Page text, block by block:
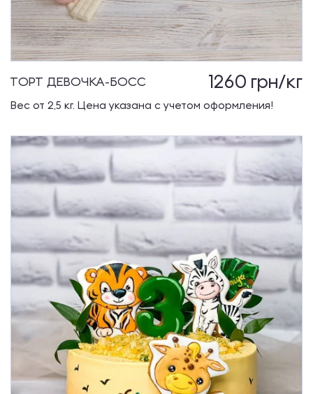
ТОРТ ДЕВОЧКА-БОСС 1260 грн/кг
Вес от 2,5 кг. Цена указана с учетом оформления!